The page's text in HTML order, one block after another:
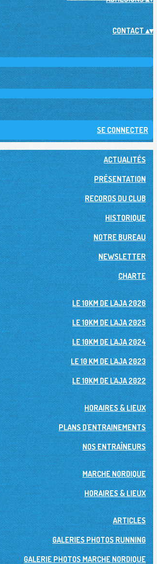
CONTACT▴▾
SE CONNECTER
ACTUALITÉS
PRÉSENTATION
RECORDS DU CLUB
HISTORIQUE
NOTRE BUREAU
NEWSLETTER
CHARTE
LE 10KM DE L'AJA 2026
LE 10KM DE L'AJA 2025
LE 10KM DE L'AJA 2024
LE 10 KM DE L'AJA 2023
LE 10KM DE L'AJA 2022
HORAIRES & LIEUX
PLANS D'ENTRAINEMENTS
NOS ENTRAÎNEURS
MARCHE NORDIQUE
HORAIRES & LIEUX
ARTICLES
GALERIES PHOTOS RUNNING
GALERIE PHOTOS MARCHE NORDIQUE